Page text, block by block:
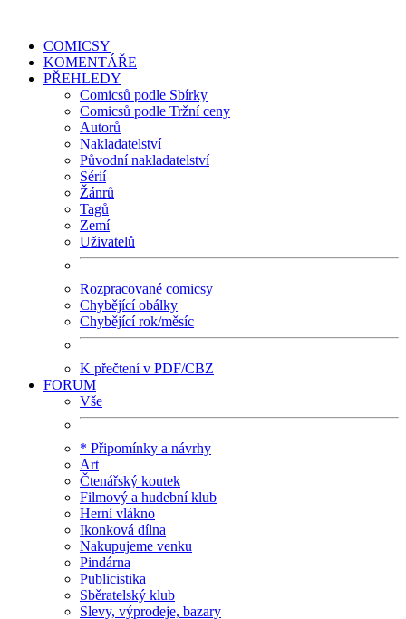
COMICSY
KOMENTÁŘE
PŘEHLEDY
Comicsů podle Sbírky
Comicsů podle Tržní ceny
Autorů
Nakladatelství
Původní nakladatelství
Sérií
Žánrů
Tagů
Zemí
Uživatelů
Rozpracované comicsy
Chybějící obálky
Chybějící rok/měsíc
K přečtení v PDF/CBZ
FORUM
Vše
* Připomínky a návrhy
Art
Čtenářský koutek
Filmový a hudební klub
Herní vlákno
Ikonková dílna
Nakupujeme venku
Pindárna
Publicistika
Sběratelský klub
Slevy, výprodeje, bazary